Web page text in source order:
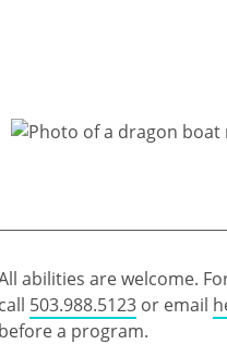
abilities are welcome.
503.988.5123 or email
a program.